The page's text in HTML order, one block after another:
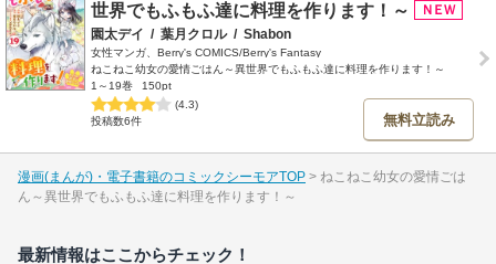
世界でもふもふ達に料理を作ります！～
園太デイ / 葉月クロル / Shabon
女性マンガ、Berry's COMICS/Berry's Fantasy
ねこねこ幼女の愛情ごはん～異世界でもふもふ達に料理を作ります！～
1～19巻
150pt
(4.3)
投稿数6件
無料立読み
漫画(まんが)・電子書籍のコミックシーモアTOP
ねこねこ幼女の愛情ごは
ん～異世界でもふもふ達に料理を作ります！～
最新情報はここからチェック！